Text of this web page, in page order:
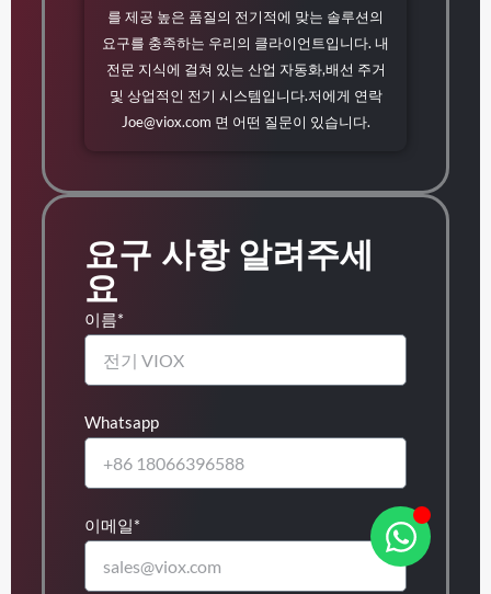
를 제공 높은 품질의 전기적에 맞는 솔루션의
요구를 충족하는 우리의 클라이언트입니다. 내
전문 지식에 걸쳐 있는 산업 자동화,배선 주거
및 상업적인 전기 시스템입니다.저에게 연락
Joe@viox.com 면 어떤 질문이 있습니다.
요구 사항 알려주세
요
이름*
Whatsapp
이메일*